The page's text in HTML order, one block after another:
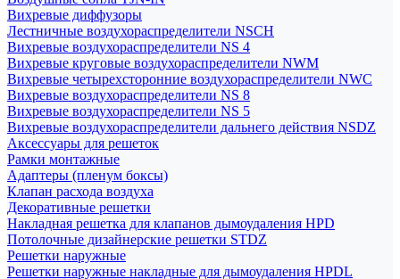
Вихревые диффузоры
Лестничные воздухораспределители NSCH
Вихревые воздухораспределители NS 4
Вихревые круговые воздухораспределители NWM
Вихревые четырехсторонние воздухораспределители NWC
Вихревые воздухораспределители NS 8
Вихревые воздухораспределители NS 5
Вихревые воздухораспределители дальнего действия NSDZ
Аксессуары для решеток
Рамки монтажные
Адаптеры (пленум боксы)
Клапан расхода воздуха
Декоративные решетки
Накладная решетка для клапанов дымоудаления HPD
Потолочные дизайнерские решетки STDZ
Решетки наружные
Решетки наружные накладные для дымоудаления HPDL